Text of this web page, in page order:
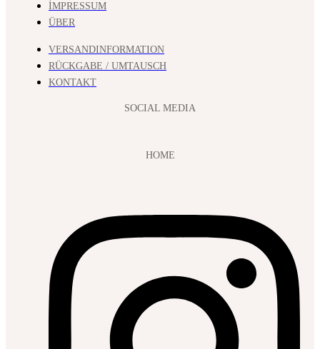
İMPRESSUM
ÜBER
VERSANDINFORMATION
RÜCKGABE / UMTAUSCH
KONTAKT
SOCIAL MEDIA
HOME